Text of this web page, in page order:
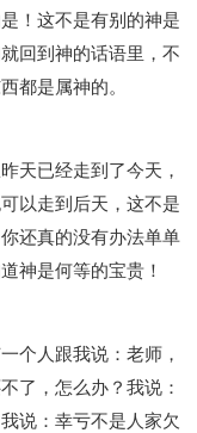
！这不是有别的神是
回到神的话语里，不
都是属神的。
天已经走到了今天，
以走到后天，这不是
还真的没有办法单单
神是何等的宝贵！
个人跟我说：老师，
了，怎么办？我说：
说：幸亏不是人家欠